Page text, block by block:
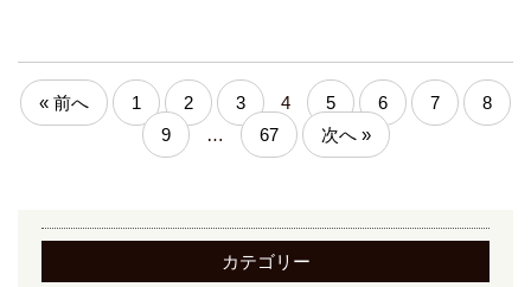
« 前へ 1 2 3 4 5 6 7
8
9
… 67 次へ »
カテゴリー